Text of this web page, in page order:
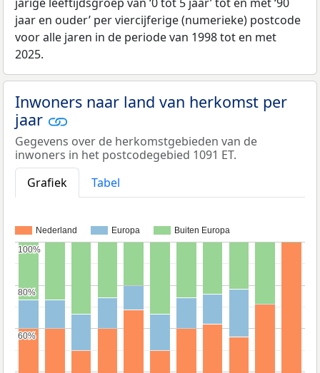
jaar en ouder’ per viercijferige (numerieke) postcode
voor alle jaren in de periode van 1998 tot en met
2025.
Inwoners naar land van herkomst per
jaar
Gegevens over de herkomstgebieden van de
inwoners in het postcodegebied 1091 ET.
Grafiek
Tabel
Nederland Europa Buiten Europa
60%
60%
80%
80%
100%
100%